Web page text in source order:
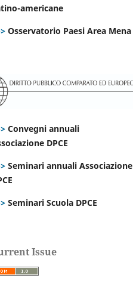
americane
Osservatorio Paesi Area Mena
Convegni annuali
DPCE
Seminari annuali Associazione
Seminari Scuola DPCE
Issue